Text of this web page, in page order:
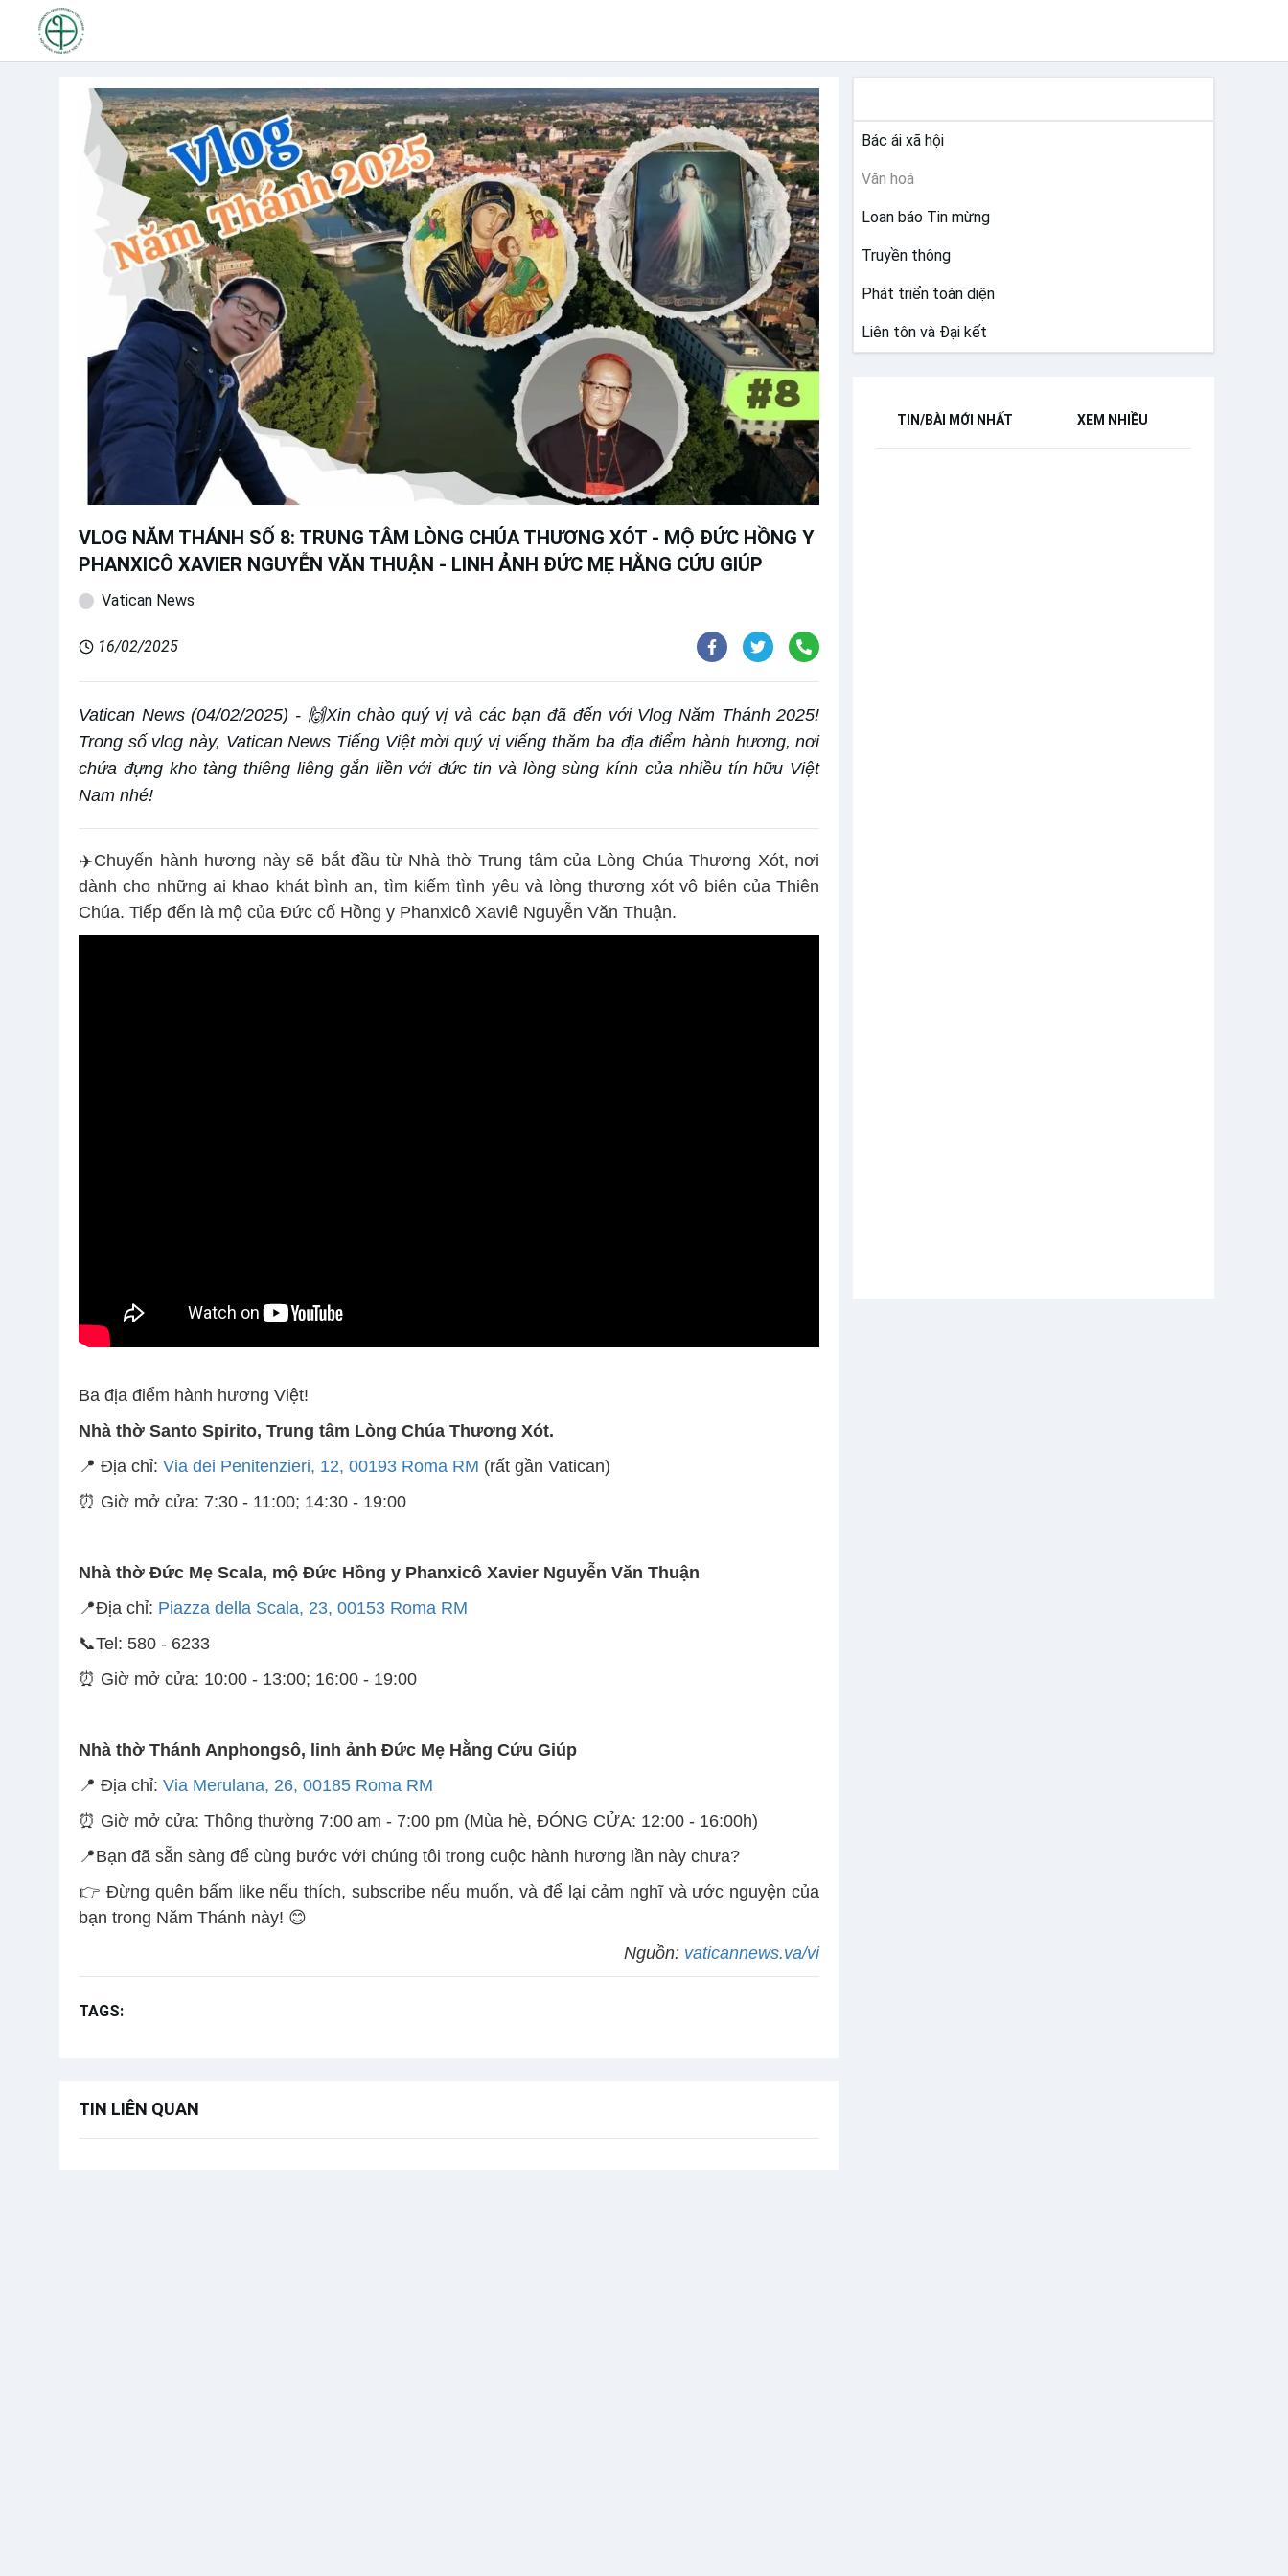
VLOG NĂM THÁNH SỐ 8: TRUNG TÂM LÒNG CHÚA THƯƠNG XÓT - MỘ ĐỨC HỒNG Y
PHANXICÔ XAVIER NGUYỄN VĂN THUẬN - LINH ẢNH ĐỨC MẸ HẰNG CỨU GIÚP
Vatican News
16/02/2025
Vatican News (04/02/2025) - 🙌Xin chào quý vị và các bạn đã đến với Vlog Năm Thánh 2025!
Trong số vlog này, Vatican News Tiếng Việt mời quý vị viếng thăm ba địa điểm hành hương, nơi
chứa đựng kho tàng thiêng liêng gắn liền với đức tin và lòng sùng kính của nhiều tín hữu Việt
Nam nhé!
✈️Chuyến hành hương này sẽ bắt đầu từ Nhà thờ Trung tâm của Lòng Chúa Thương Xót, nơi
dành cho những ai khao khát bình an, tìm kiếm tình yêu và lòng thương xót vô biên của Thiên
Chúa. Tiếp đến là mộ của Đức cố Hồng y Phanxicô Xaviê Nguyễn Văn Thuận.
Ba địa điểm hành hương Việt!
Nhà thờ Santo Spirito, Trung tâm Lòng Chúa Thương Xót.
📍 Địa chỉ: Via dei Penitenzieri, 12, 00193 Roma RM (rất gần Vatican)
⏰ Giờ mở cửa: 7:30 - 11:00; 14:30 - 19:00
Nhà thờ Đức Mẹ Scala, mộ Đức Hồng y Phanxicô Xavier Nguyễn Văn Thuận
📍Địa chỉ: Piazza della Scala, 23, 00153 Roma RM
📞Tel: 580 - 6233
⏰ Giờ mở cửa: 10:00 - 13:00; 16:00 - 19:00
Nhà thờ Thánh Anphongsô, linh ảnh Đức Mẹ Hằng Cứu Giúp
📍 Địa chỉ: Via Merulana, 26, 00185 Roma RM
⏰ Giờ mở cửa: Thông thường 7:00 am - 7:00 pm (Mùa hè, ĐÓNG CỬA: 12:00 - 16:00h)
📍Bạn đã sẵn sàng để cùng bước với chúng tôi trong cuộc hành hương lần này chưa?
👉 Đừng quên bấm like nếu thích, subscribe nếu muốn, và để lại cảm nghĩ và ước nguyện của
bạn trong Năm Thánh này! 😊
Nguồn: vaticannews.va/vi
TAGS:
TIN LIÊN QUAN
Bác ái xã hội
Văn hoá
Loan báo Tin mừng
Truyền thông
Phát triển toàn diện
Liên tôn và Đại kết
TIN/BÀI MỚI NHẤT XEM NHIỀU